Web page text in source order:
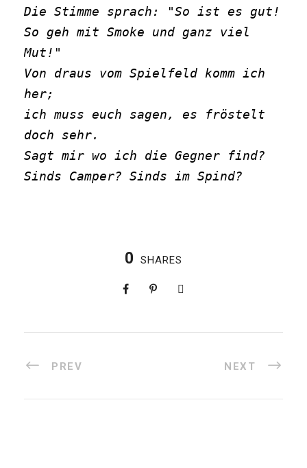
Die Stimme sprach: "So ist es gut!
So geh mit Smoke und ganz viel
Mut!"
Von draus vom Spielfeld komm ich
her;
ich muss euch sagen, es fröstelt
doch sehr.
Sagt mir wo ich die Gegner find?
Sinds Camper? Sinds im Spind?
0 SHARES
PREV NEXT